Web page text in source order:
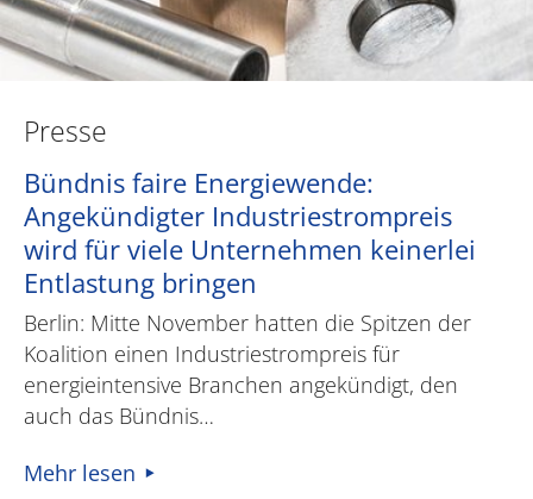
Presse
Bündnis faire Energiewende:
Angekündigter Industriestrompreis
wird für viele Unternehmen keinerlei
Entlastung bringen
Berlin: Mitte November hatten die Spitzen der
Koalition einen Industriestrompreis für
energieintensive Branchen angekündigt, den
auch das Bündnis…
Mehr lesen